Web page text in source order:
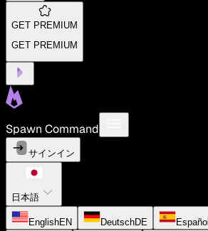
GET PREMIUM
GET PREMIUM
Spawn Command
サインイン
日本語
EnglishEN DeutschDE Español